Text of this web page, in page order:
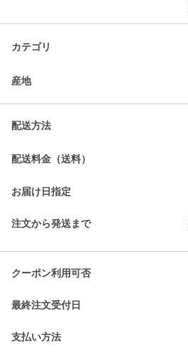
カテゴリ
産地
配送方法
配送料金（送料）
お届け日指定
注文から発送まで
クーポン利用可否
最終注文受付日
支払い方法